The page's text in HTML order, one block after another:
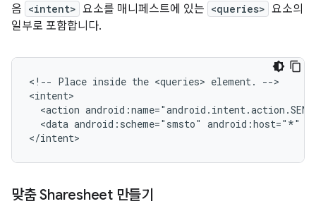
음 <intent> 요소를 매니페스트에 있는 <queries> 요소의
일부로 포함합니다.
<!-- Place inside the <queries> element.
-->
<action
<data android:scheme="smsto" android:host="*"
</intent>
맞춤 Sharesheet 만들기